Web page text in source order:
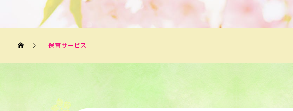
保育サービス